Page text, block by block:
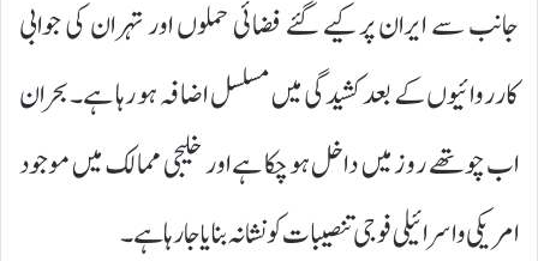
جانب سے ایران پر کیے گئے فضائی حملوں اور تہران کی جوابی
کارروائیوں کے بعد کشیدگی میں مسلسل اضافہ ہو رہا ہے۔ بحران
اب چوتھے روز میں داخل ہو چکا ہے اور خلیجی ممالک میں موجود
امریکی و اسرائیلی فوجی تنصیبات کو نشانہ بنایا جا رہا ہے۔